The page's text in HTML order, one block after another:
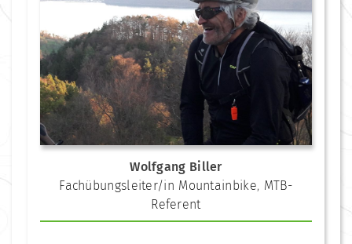
Wolfgang Biller
Fachübungsleiter/in Mountainbike, MTB-
Referent